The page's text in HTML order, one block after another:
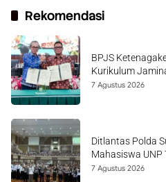
Rekomendasi
BPJS
Kurikulum
7 Agustus 2026
Ditlantas Polda
Mahasiswa UNP
7 Agustus 2026